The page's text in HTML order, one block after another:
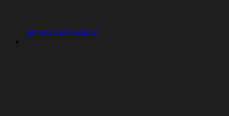
Information Security